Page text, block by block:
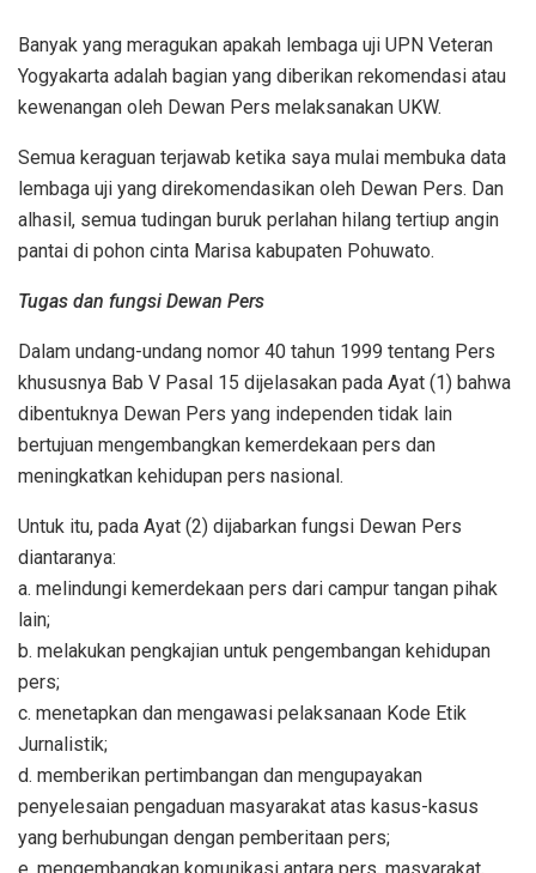
Banyak yang meragukan apakah lembaga uji UPN Veteran
Yogyakarta adalah bagian yang diberikan rekomendasi atau
kewenangan oleh Dewan Pers melaksanakan UKW.
Semua keraguan terjawab ketika saya mulai membuka data
lembaga uji yang direkomendasikan oleh Dewan Pers. Dan
alhasil, semua tudingan buruk perlahan hilang tertiup angin
pantai di pohon cinta Marisa kabupaten Pohuwato.
Tugas dan fungsi Dewan Pers
Dalam undang-undang nomor 40 tahun 1999 tentang Pers
khususnya Bab V Pasal 15 dijelasakan pada Ayat (1) bahwa
dibentuknya Dewan Pers yang independen tidak lain
bertujuan mengembangkan kemerdekaan pers dan
meningkatkan kehidupan pers nasional.
Untuk itu, pada Ayat (2) dijabarkan fungsi Dewan Pers
diantaranya:
a. melindungi kemerdekaan pers dari campur tangan pihak
lain;
b. melakukan pengkajian untuk pengembangan kehidupan
pers;
c. menetapkan dan mengawasi pelaksanaan Kode Etik
Jurnalistik;
d. memberikan pertimbangan dan mengupayakan
penyelesaian pengaduan masyarakat atas kasus-kasus
yang berhubungan dengan pemberitaan pers;